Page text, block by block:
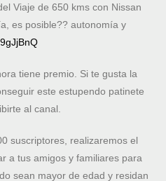
Viaje de 650 kms con Nissan
es posible?? autonomía y
tiene premio. Si te gusta la
este estupendo patinete
al canal.
suscriptores, realizaremos el
a tus amigos y familiares para
sean mayor de edad y residan